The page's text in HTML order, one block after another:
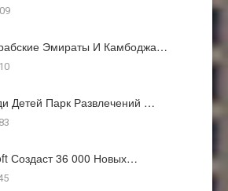
Эмираты И Камбоджа…
Детей Парк Развлечений …
Создаст 36 000 Новых…